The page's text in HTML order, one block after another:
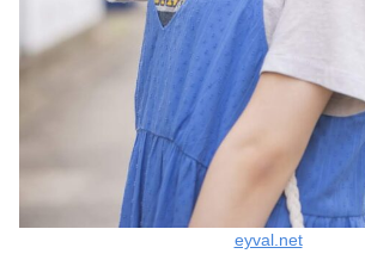
eyval.net